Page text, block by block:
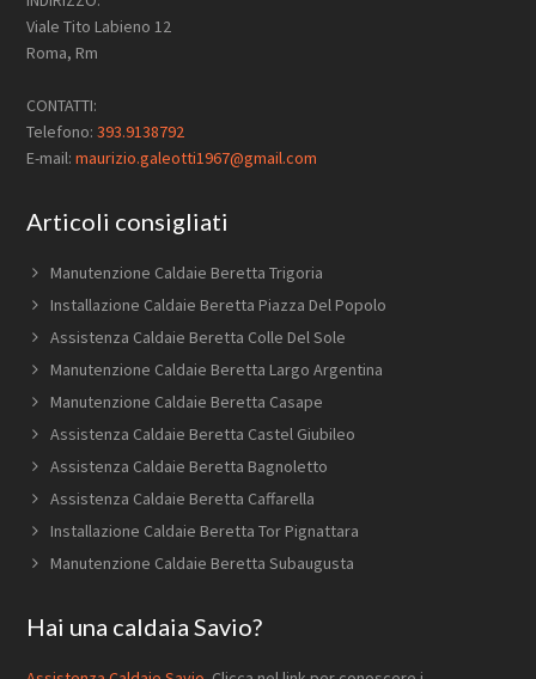
Viale Tito Labieno 12
Roma, Rm
CONTATTI:
Telefono:393.9138792
E-mail:maurizio.galeotti1967@gmail.com
Articoli consigliati
Manutenzione Caldaie Beretta Trigoria
Installazione Caldaie Beretta Piazza Del Popolo
Assistenza Caldaie Beretta Colle Del Sole
Manutenzione Caldaie Beretta Largo Argentina
Manutenzione Caldaie Beretta Casape
Assistenza Caldaie Beretta Castel Giubileo
Assistenza Caldaie Beretta Bagnoletto
Assistenza Caldaie Beretta Caffarella
Installazione Caldaie Beretta Tor Pignattara
Manutenzione Caldaie Beretta Subaugusta
Hai una caldaia Savio?